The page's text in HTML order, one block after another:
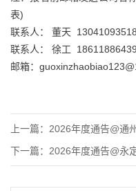
表)
联系人： 董天 13041093518
联系人： 徐工 18611886439
邮箱：
上一篇： 2026年度通告@通州
下一篇： 2026年度通告@永定河